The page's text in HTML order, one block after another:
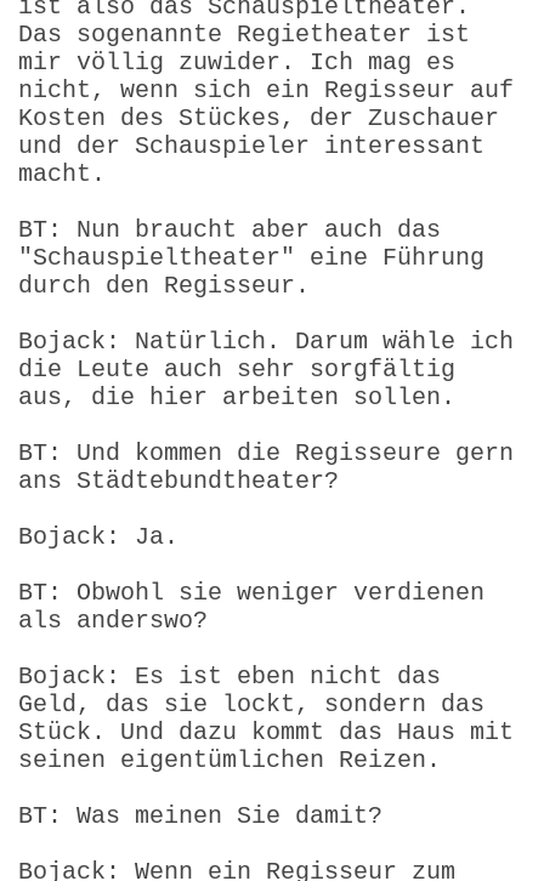
ist also das Schauspieltheater.
Das sogenannte Regietheater ist
mir völlig zuwider. Ich mag es
nicht, wenn sich ein Regisseur auf
Kosten des Stückes, der Zuschauer
und der Schauspieler interessant
macht.
BT: Nun braucht aber auch das
"Schauspieltheater" eine Führung
durch den Regisseur.
Bojack: Natürlich. Darum wähle ich
die Leute auch sehr sorgfältig
aus, die hier arbeiten sollen.
BT: Und kommen die Regisseure gern
ans Städtebundtheater?
Bojack: Ja.
BT: Obwohl sie weniger verdienen
als anderswo?
Bojack: Es ist eben nicht das
Geld, das sie lockt, sondern das
Stück. Und dazu kommt das Haus mit
seinen eigentümlichen Reizen.
BT: Was meinen Sie damit?
Bojack: Wenn ein Regisseur zum